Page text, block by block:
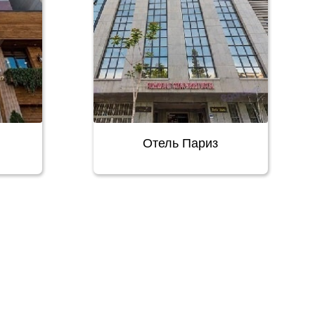
Отель Париз